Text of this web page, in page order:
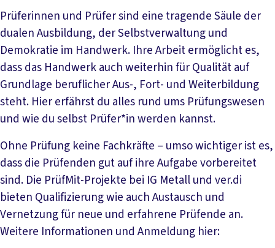
Prüferinnen und Prüfer sind eine tragende Säule der
dualen Ausbildung, der Selbstverwaltung und
Demokratie im Handwerk. Ihre Arbeit ermöglicht es,
dass das Handwerk auch weiterhin für Qualität auf
Grundlage beruflicher Aus-, Fort- und Weiterbildung
steht. Hier erfährst du alles rund ums Prüfungswesen
und wie du selbst Prüfer*in werden kannst.
Ohne Prüfung keine Fachkräfte – umso wichtiger ist es,
dass die Prüfenden gut auf ihre Aufgabe vorbereitet
sind. Die PrüfMit-Projekte bei IG Metall und ver.di
bieten Qualifizierung wie auch Austausch und
Vernetzung für neue und erfahrene Prüfende an.
Weitere Informationen und Anmeldung hier: